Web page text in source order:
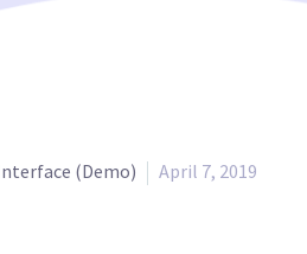
(Demo) April 7, 2019